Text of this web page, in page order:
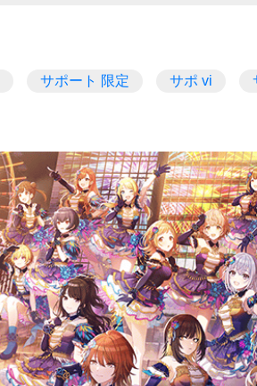
サポート 限定 サポ vi